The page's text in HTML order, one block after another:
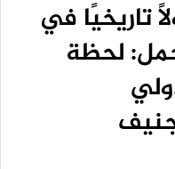
تاريخيًا في
لحظة